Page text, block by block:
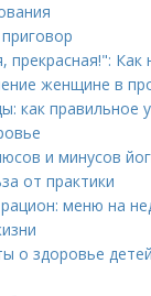
Как
женщине в
как правильное
и минусов
от практики
меню на
о здоровье